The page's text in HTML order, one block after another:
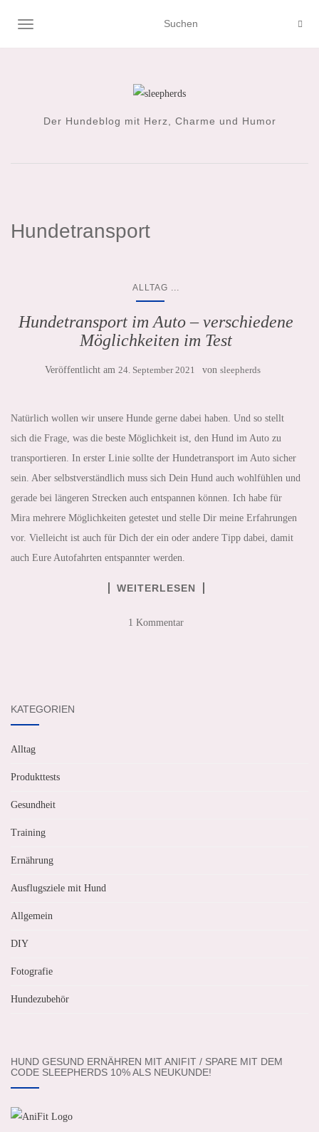
NAVIGATION UMSCHALTEN
Der Hundeblog mit Herz, Charme und Humor
Hundetransport
ALLTAG
Hundetransport im Auto – verschiedene
Möglichkeiten im Test
Veröffentlicht am 24. September 2021 von sleepherds
Natürlich wollen wir unsere Hunde gerne dabei haben. Und so stellt
sich die Frage, was die beste Möglichkeit ist, den Hund im Auto zu
transportieren. In erster Linie sollte der Hundetransport im Auto sicher
sein. Aber selbstverständlich muss sich Dein Hund auch wohlfühlen und
gerade bei längeren Strecken auch entspannen können. Ich habe für
Mira mehrere Möglichkeiten getestet und stelle Dir meine Erfahrungen
vor. Vielleicht ist auch für Dich der ein oder andere Tipp dabei, damit
auch Eure Autofahrten entspannter werden.
WEITERLESEN
1 Kommentar
KATEGORIEN
Alltag
Produkttests
Gesundheit
Training
Ernährung
Ausflugsziele mit Hund
Allgemein
DIY
Fotografie
Hundezubehör
HUND GESUND ERNÄHREN MIT ANIFIT / SPARE MIT DEM
CODE SLEEPHERDS 10% ALS NEUKUNDE!